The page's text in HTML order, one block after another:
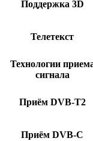
Поддержка 3D
Телетекст
Технологии
сигнала
Приём DVB-T2
Приём DVB-C